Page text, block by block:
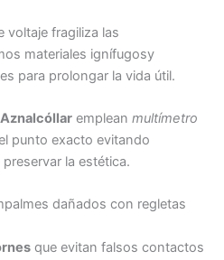
voltaje fragiliza las
materiales ignífugosy
para prolongar la vida útil.
emplean multímetro
punto exacto evitando
la estética.
dañados con regletas
que evitan falsos contactos